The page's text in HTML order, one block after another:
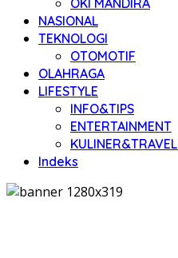
OKI MANDIRA
NASIONAL
TEKNOLOGI
OTOMOTIF
OLAHRAGA
LIFESTYLE
INFO&TIPS
ENTERTAINMENT
Indeks